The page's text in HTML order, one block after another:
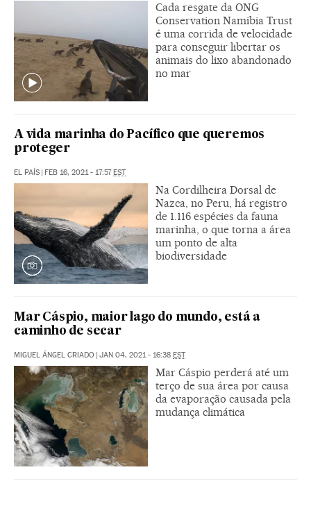
Cada resgate da ONG
Conservation Namibia Trust
é uma corrida de velocidade
para conseguir libertar os
animais do lixo abandonado
no mar
A vida marinha do Pacífico que queremos
proteger
EL PAÍS | FEB 16, 2021 - 17:57EST
Na Cordilheira Dorsal de
Nazca, no Peru, há registro
de 1.116 espécies da fauna
marinha, o que torna a área
um ponto de alta
biodiversidade
Mar Cáspio, maior lago do mundo, está a
caminho de secar
MIGUEL ÁNGEL CRIADO | JAN 04, 2021 - 16:38 EST
Mar Cáspio perderá até um
terço de sua área por causa
da evaporação causada pela
mudança climática